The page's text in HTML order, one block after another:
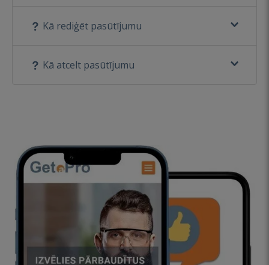
Kā rediģēt pasūtījumu
Kā atcelt pasūtījumu